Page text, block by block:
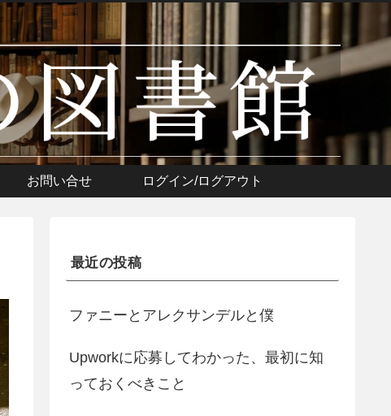
お問い合せ ログイン/ログアウト
最近の投稿
ファニーとアレクサンデルと僕
Upworkに応募してわかった、最初に知
っておくべきこと